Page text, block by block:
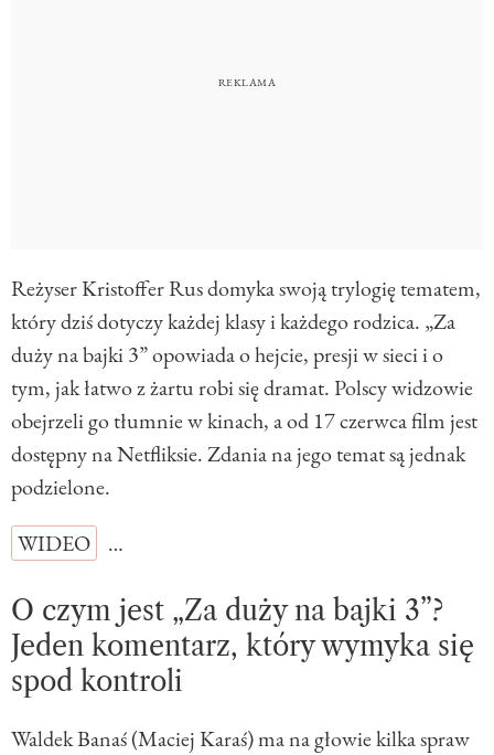
Reżyser Kristoffer Rus domyka swoją trylogię tematem,
który dziś dotyczy każdej klasy i każdego rodzica. „Za
duży na bajki 3” opowiada o hejcie, presji w sieci i o
tym, jak łatwo z żartu robi się dramat. Polscy widzowie
obejrzeli go tłumnie w kinach, a od 17 czerwca film jest
dostępny na Netfliksie. Zdania na jego temat są jednak
podzielone.
WIDEO
…
O czym jest „Za duży na bajki 3”?
Jeden komentarz, który wymyka się
spod kontroli
Waldek Banaś (Maciej Karaś) ma na głowie kilka spraw